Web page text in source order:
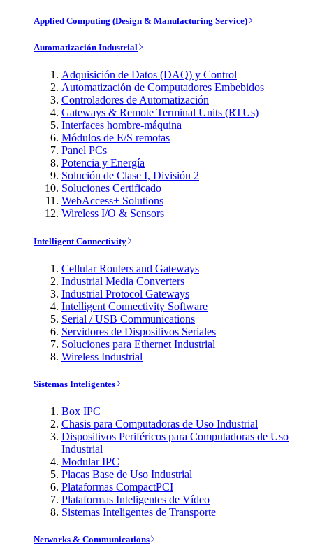
Applied Computing (Design & Manufacturing Service)
Automatización Industrial
Adquisición de Datos (DAQ) y Control
Automatización de Computadores Embebidos
Controladores de Automatización
Gateways & Remote Terminal Units (RTUs)
Interfaces hombre-máquina
Módulos de E/S remotas
Panel PCs
Potencia y Energía
Solución de Clase I, División 2
Soluciones Certificado
WebAccess+ Solutions
Wireless I/O & Sensors
Intelligent Connectivity
Cellular Routers and Gateways
Industrial Media Converters
Industrial Protocol Gateways
Intelligent Connectivity Software
Serial / USB Communications
Servidores de Dispositivos Seriales
Soluciones para Ethernet Industrial
Wireless Industrial
Sistemas Inteligentes
Box IPC
Chasis para Computadoras de Uso Industrial
Dispositivos Periféricos para Computadoras de Uso
Industrial
Modular IPC
Placas Base de Uso Industrial
Plataformas CompactPCI
Plataformas Inteligentes de Vídeo
Sistemas Inteligentes de Transporte
Networks & Communications